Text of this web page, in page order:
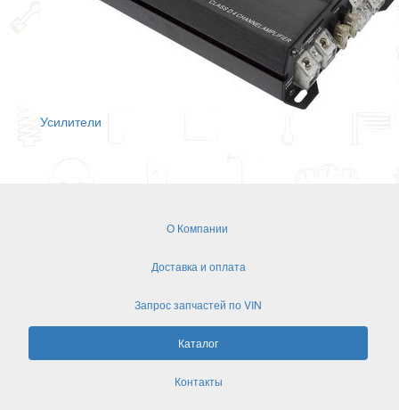
Усилители
О Компании
Доставка и оплата
Запрос запчастей по VIN
Каталог
Контакты